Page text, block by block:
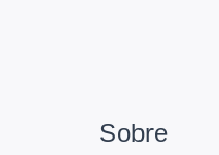
Sobre